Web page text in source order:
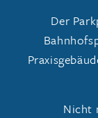
Der
Nicht